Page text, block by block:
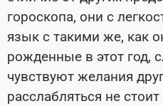
гороскопа, они с
язык с такими же, как
рожденные в этот год,
чувствуют желания
расслабляться не